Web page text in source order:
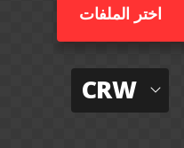
اختر الملفات
CRW